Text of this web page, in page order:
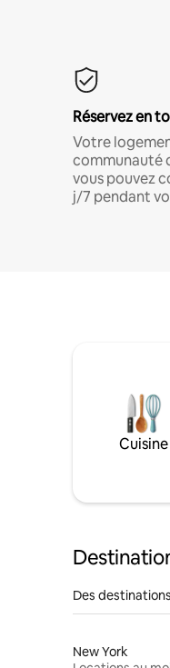
Réservez en
Votre
communauté
vous pouvez
j/7 pendant
Cuisine
Des
New York